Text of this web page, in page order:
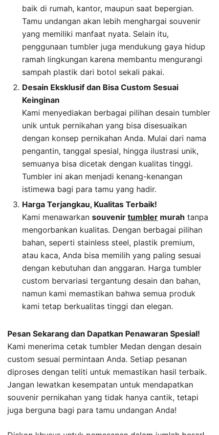
baik di rumah, kantor, maupun saat bepergian.
Tamu undangan akan lebih menghargai souvenir
yang memiliki manfaat nyata. Selain itu,
penggunaan tumbler juga mendukung gaya hidup
ramah lingkungan karena membantu mengurangi
sampah plastik dari botol sekali pakai.
Desain Eksklusif dan Bisa Custom Sesuai
Keinginan
Kami menyediakan berbagai pilihan desain tumbler
unik untuk pernikahan yang bisa disesuaikan
dengan konsep pernikahan Anda. Mulai dari nama
pengantin, tanggal spesial, hingga ilustrasi unik,
semuanya bisa dicetak dengan kualitas tinggi.
Tumbler ini akan menjadi kenang-kenangan
istimewa bagi para tamu yang hadir.
Harga Terjangkau, Kualitas Terbaik!
Kami menawarkan souvenir tumbler murah tanpa
mengorbankan kualitas. Dengan berbagai pilihan
bahan, seperti stainless steel, plastik premium,
atau kaca, Anda bisa memilih yang paling sesuai
dengan kebutuhan dan anggaran. Harga tumbler
custom bervariasi tergantung desain dan bahan,
namun kami memastikan bahwa semua produk
kami tetap berkualitas tinggi dan elegan.
Pesan Sekarang dan Dapatkan Penawaran Spesial!
Kami menerima cetak tumbler Medan dengan desain
custom sesuai permintaan Anda. Setiap pesanan
diproses dengan teliti untuk memastikan hasil terbaik.
Jangan lewatkan kesempatan untuk mendapatkan
souvenir pernikahan yang tidak hanya cantik, tetapi
juga berguna bagi para tamu undangan Anda!